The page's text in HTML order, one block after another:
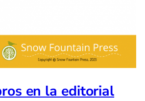
en la editorial